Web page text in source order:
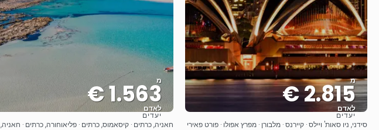
מ
2.815 €
לאדם
ראה
יעדים
סידני, ניו סאות' ויילס · קיירנס · מלבורן · מפרץ אפולו · פורט פאירי
מ
1.563 €
לאדם
ראה
יעדים
חאניה, כרתים · קיסאמוס, כרתים · פליאוחורה, כרתים · חאניה,